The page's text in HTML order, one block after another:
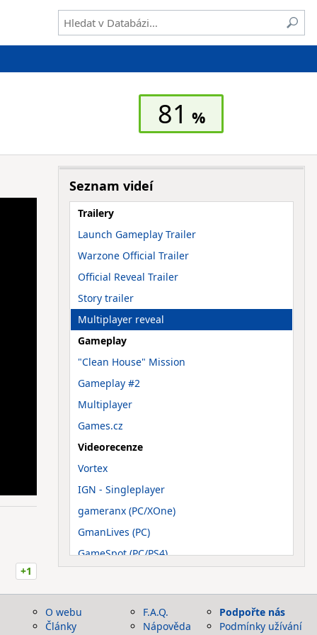
81
+1
Seznam videí
Trailery
Launch Gameplay Trailer
Warzone Official Trailer
Official Reveal Trailer
Story trailer
Multiplayer reveal
Gameplay
"Clean House" Mission
Gameplay #2
Multiplayer
Games.cz
Videorecenze
Vortex
IGN - Singleplayer
gameranx (PC/XOne)
GmanLives (PC)
GameSpot (PC/PS4)
[OST] Marc Tatossian – Main Theme
O webu
Články
F.A.Q.
Nápověda
Podpořte nás
Podmínky užívání